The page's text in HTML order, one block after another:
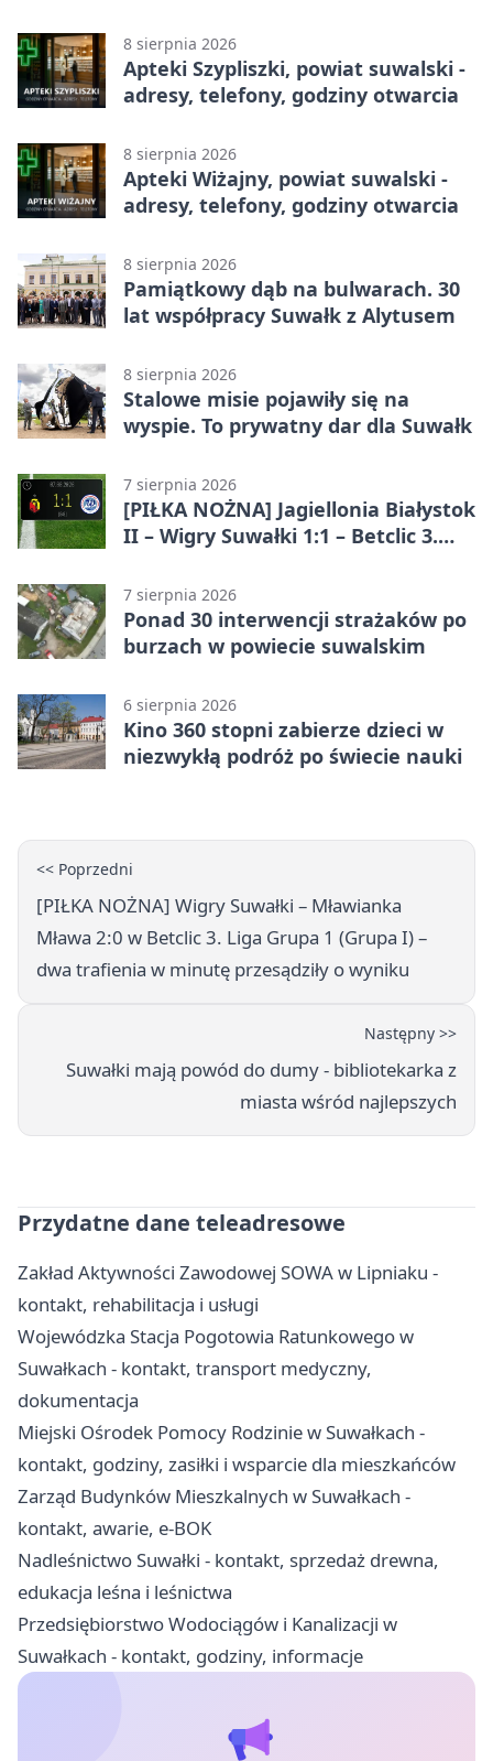
8 sierpnia 2026
Apteki Szypliszki, powiat suwalski -
adresy, telefony, godziny otwarcia
8 sierpnia 2026
Apteki Wiżajny, powiat suwalski -
adresy, telefony, godziny otwarcia
8 sierpnia 2026
Pamiątkowy dąb na bulwarach. 30
lat współpracy Suwałk z Alytusem
8 sierpnia 2026
Stalowe misie pojawiły się na
wyspie. To prywatny dar dla Suwałk
7 sierpnia 2026
[PIŁKA NOŻNA] Jagiellonia Białystok
II – Wigry Suwałki 1:1 – Betclic 3.
7 sierpnia 2026
Ponad 30 interwencji strażaków po
burzach w powiecie suwalskim
6 sierpnia 2026
Kino 360 stopni zabierze dzieci w
niezwykłą podróż po świecie nauki
<< Poprzedni
[PIŁKA NOŻNA] Wigry Suwałki – Mławianka
Mława 2:0 w Betclic 3. Liga Grupa 1 (Grupa I) –
dwa trafienia w minutę przesądziły o wyniku
Następny >>
Suwałki mają powód do dumy - bibliotekarka z
miasta wśród najlepszych
Przydatne dane teleadresowe
Zakład Aktywności Zawodowej SOWA w Lipniaku -
kontakt, rehabilitacja i usługi
Wojewódzka Stacja Pogotowia Ratunkowego w
Suwałkach - kontakt, transport medyczny,
dokumentacja
Miejski Ośrodek Pomocy Rodzinie w Suwałkach -
kontakt, godziny, zasiłki i wsparcie dla mieszkańców
Zarząd Budynków Mieszkalnych w Suwałkach -
kontakt, awarie, e-BOK
Nadleśnictwo Suwałki - kontakt, sprzedaż drewna,
edukacja leśna i leśnictwa
Przedsiębiorstwo Wodociągów i Kanalizacji w
Suwałkach - kontakt, godziny, informacje